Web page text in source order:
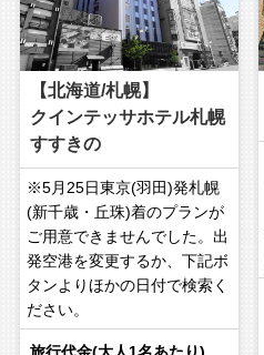
【北海道/札幌】
クインテッサホテル札幌
すすきの
※5月25日東京(羽田)発札幌
(新千歳・丘珠)着のプランが
ご用意できませんでした。出
発空港を変更するか、下記ボ
タンよりほかの日付で検索く
ださい。